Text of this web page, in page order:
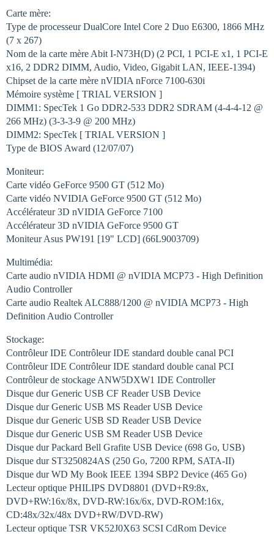
Carte mère:
Type de processeur DualCore Intel Core 2 Duo E6300, 1866 MHz
(7 x 267)
Nom de la carte mère Abit I-N73H(D) (2 PCI, 1 PCI-E x1, 1 PCI-E
x16, 2 DDR2 DIMM, Audio, Video, Gigabit LAN, IEEE-1394)
Chipset de la carte mère nVIDIA nForce 7100-630i
Mémoire système [ TRIAL VERSION ]
DIMM1: SpecTek 1 Go DDR2-533 DDR2 SDRAM (4-4-4-12 @
266 MHz) (3-3-3-9 @ 200 MHz)
DIMM2: SpecTek [ TRIAL VERSION ]
Type de BIOS Award (12/07/07)
Moniteur:
Carte vidéo GeForce 9500 GT (512 Mo)
Carte vidéo NVIDIA GeForce 9500 GT (512 Mo)
Accélérateur 3D nVIDIA GeForce 7100
Accélérateur 3D nVIDIA GeForce 9500 GT
Moniteur Asus PW191 [19" LCD] (66L9003709)
Multimédia:
Carte audio nVIDIA HDMI @ nVIDIA MCP73 - High Definition
Audio Controller
Carte audio Realtek ALC888/1200 @ nVIDIA MCP73 - High
Definition Audio Controller
Stockage:
Contrôleur IDE Contrôleur IDE standard double canal PCI
Contrôleur IDE Contrôleur IDE standard double canal PCI
Contrôleur de stockage ANW5DXW1 IDE Controller
Disque dur Generic USB CF Reader USB Device
Disque dur Generic USB MS Reader USB Device
Disque dur Generic USB SD Reader USB Device
Disque dur Generic USB SM Reader USB Device
Disque dur Packard Bell Grafite USB Device (698 Go, USB)
Disque dur ST3250824AS (250 Go, 7200 RPM, SATA-II)
Disque dur WD My Book IEEE 1394 SBP2 Device (465 Go)
Lecteur optique PHILIPS DVD8801 (DVD+R9:8x,
DVD+RW:16x/8x, DVD-RW:16x/6x, DVD-ROM:16x,
CD:48x/32x/48x DVD+RW/DVD-RW)
Lecteur optique TSR VK52J0X63 SCSI CdRom Device